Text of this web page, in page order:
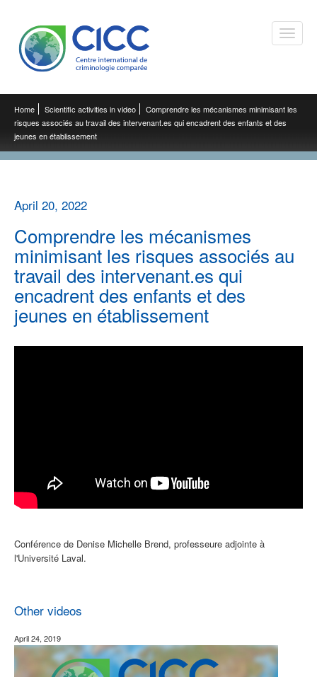
Toggle
Home Scientific activities in video
Comprendre les mécanismes minimisant les
risques associés au travail des intervenant.es qui encadrent des enfants et des
jeunes en établissement
April 20, 2022
Comprendre les mécanismes
minimisant les risques associés au
travail des intervenant.es qui
encadrent des enfants et des
jeunes en établissement
Conférence de Denise Michelle Brend, professeure adjointe à
l'Université Laval.
Other videos
April 24, 2019